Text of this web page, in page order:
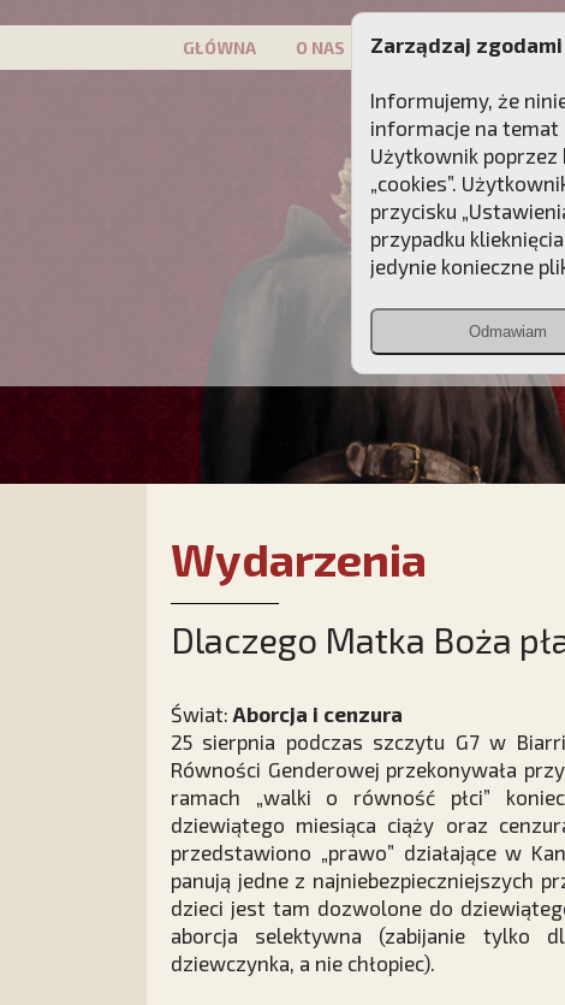
GŁÓWNA O NAS PATRON
Wydarzenia
Dlaczego Matka Boża
Świat: Aborcja i cenzura
25 sierpnia podczas szczytu G7 w
Równości Genderowej przekonywała
ramach „walki o równość płci”
dziewiątego miesiąca ciąży oraz
przedstawiono „prawo” działające w
panują jedne z najniebezpieczniejszych
dzieci jest tam dozwolone do
aborcja selektywna (zabijanie tylko
dziewczynka, a nie chłopiec).
Zarządzaj
Informujemy, że
informacje na temat
Użytkownik poprzez
„cookies”.
przycisku
przypadku
jedynie konieczne
Odmawiam